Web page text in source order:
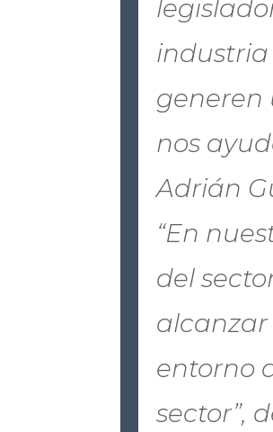
industria
generen
nos
Adrián
“En
del
alcanzar
entorno
sector”,